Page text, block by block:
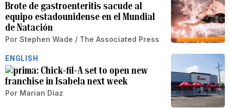
Brote de gastroenteritis sacude al
equipo estadounidense en el Mundial
de Natación
Por Stephen Wade / The Associated Press
ENGLISH
Chick-fil-A set to open new
franchise in Isabela next week
Por Marian Díaz